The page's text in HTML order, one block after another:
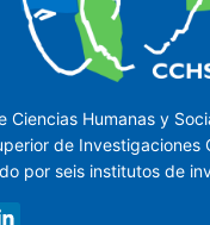
Ciencias Humanas y
de Investigaciones
por seis institutos de